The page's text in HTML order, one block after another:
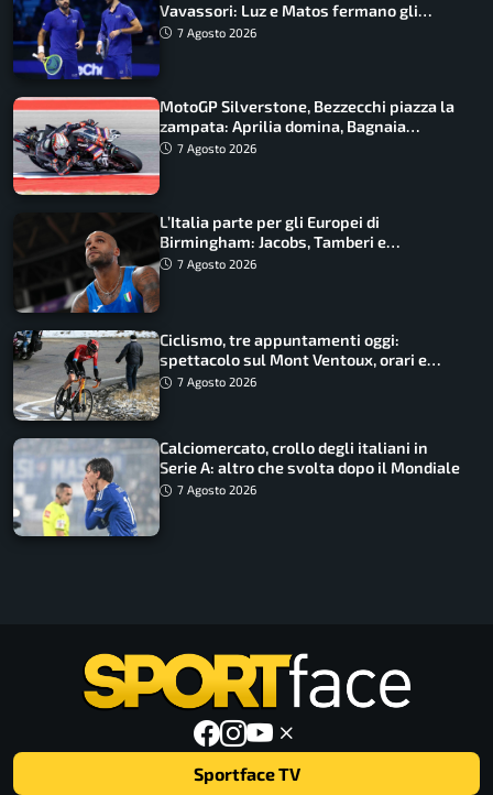
Vavassori: Luz e Matos fermano gli
azzurri
7 Agosto 2026
MotoGP Silverstone, Bezzecchi piazza la
zampata: Aprilia domina, Bagnaia
costretto al Q1
7 Agosto 2026
L’Italia parte per gli Europei di
Birmingham: Jacobs, Tamberi e
Battocletti guidano una spedizione
7 Agosto 2026
Ciclismo, tre appuntamenti oggi:
spettacolo sul Mont Ventoux, orari e
come vederli
7 Agosto 2026
Calciomercato, crollo degli italiani in
Serie A: altro che svolta dopo il Mondiale
7 Agosto 2026
Sportface TV